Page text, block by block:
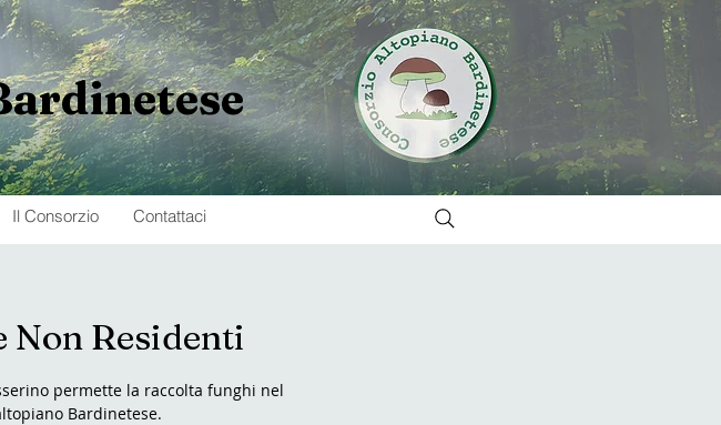
Il Consorzio Contattaci
Non Residenti
permette la raccolta funghi nel
Bardinetese.